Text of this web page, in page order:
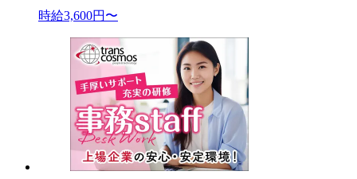
時給3,600円〜